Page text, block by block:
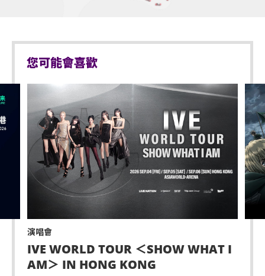
您可能會喜歡
演唱會
IVE WORLD TOUR ＜SHOW WHAT I
AM＞ IN HONG KONG